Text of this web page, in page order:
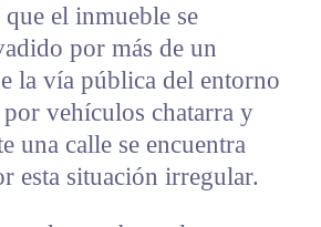
que el inmueble se
por más de un
la vía pública del entorno
por vehículos chatarra y
una calle se encuentra
esta situación irregular.